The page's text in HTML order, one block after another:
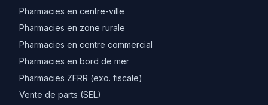
Pharmacies en centre-ville
Pharmacies en zone rurale
Pharmacies en centre commercial
Pharmacies en bord de mer
Pharmacies ZFRR (exo. fiscale)
Vente de parts (SEL)